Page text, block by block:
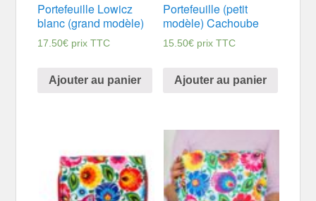
Portefeuille Lowicz
blanc (grand modèle)
17.50€ prix TTC
Ajouter au panier
Portefeuille (petit
modèle) Cachoube
15.50€ prix TTC
Ajouter au panier